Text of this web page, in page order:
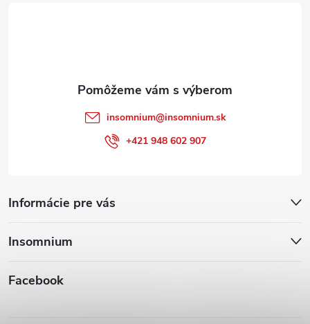
Informácie pre vás
Insomnium
Facebook
insomnium@insomnium.sk
+421 948 602 907